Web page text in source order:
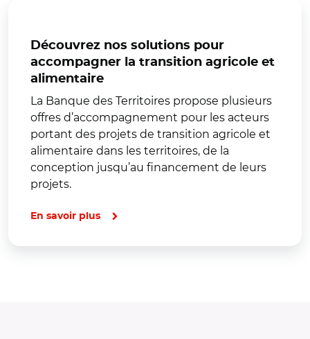
Découvrez nos solutions pour
accompagner la transition agricole et
alimentaire
La Banque des Territoires propose plusieurs
offres d’accompagnement pour les acteurs
portant des projets de transition agricole et
alimentaire dans les territoires, de la
conception jusqu’au financement de leurs
projets.
En savoir plus